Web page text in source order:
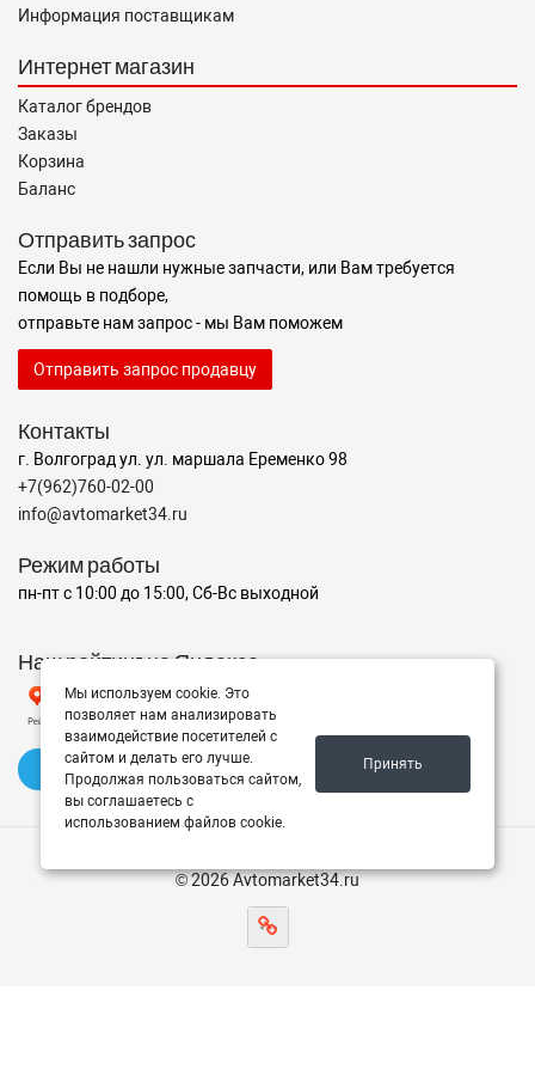
Информация поставщикам
Интернет магазин
Каталог брендов
Заказы
Корзина
Баланс
Отправить запрос
Если Вы не нашли нужные запчасти, или Вам требуется
помощь в подборе,
отправьте нам запрос - мы Вам поможем
Отправить запрос продавцу
Контакты
г. Волгоград ул. ул. маршала Еременко 98
+7(962)760-02-00
info@avtomarket34.ru
Режим работы
пн-пт с 10:00 до 15:00, Сб-Вс выходной
Наш рейтинг на Яндексе
✍️ Оставить отзыв
© 2026 Avtomarket34.ru
Мы используем cookie. Это
позволяет нам анализировать
взаимодействие посетителей с
сайтом и делать его лучше.
Продолжая пользоваться сайтом,
вы соглашаетесь с
использованием файлов cookie.
Принять